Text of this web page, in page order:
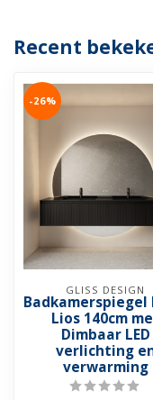
Recent
-26%
GLISS DESIGN
Badkamerspiegel
Lios 140cm
Dimbaar LED
verlichting
verwarming